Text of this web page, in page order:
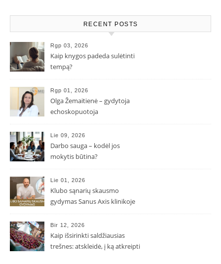
RECENT POSTS
Rgp 03, 2026
Kaip knygos padeda sulėtinti
tempą?
Rgp 01, 2026
Olga Žemaitienė – gydytoja
echoskopuotoja
Lie 09, 2026
Darbo sauga – kodėl jos
mokytis būtina?
Lie 01, 2026
Klubo sąnarių skausmo
gydymas Sanus Axis klinikoje
Bir 12, 2026
Kaip išsirinkti saldžiausias
trešnes: atskleidė, į ką atkreipti